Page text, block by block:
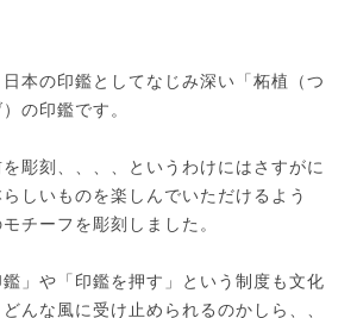
本の印鑑としてなじみ深い「柘植（つ
の印鑑です。
彫刻、、、、というわけにはさすがに
しいものを楽しんでいただけるよう
チーフを彫刻しました。
」や「印鑑を押す」という制度も文化
んな風に受け止められるのかしら、、